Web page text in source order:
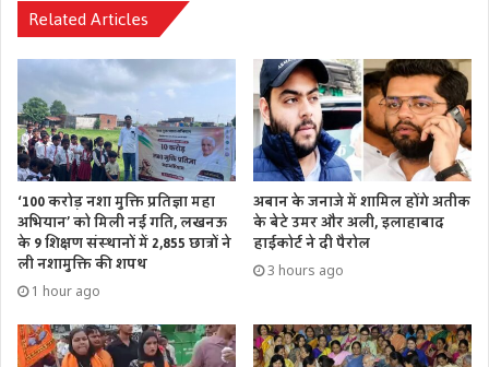
Related Articles
‘100 करोड़ नशा मुक्ति प्रतिज्ञा महा
अभियान’ को मिली नई गति, लखनऊ
के 9 शिक्षण संस्थानों में 2,855 छात्रों ने
ली नशामुक्ति की शपथ
1 hour ago
अबान के जनाजे में शामिल होंगे अतीक
के बेटे उमर और अली, इलाहाबाद
हाईकोर्ट ने दी पैरोल
3 hours ago